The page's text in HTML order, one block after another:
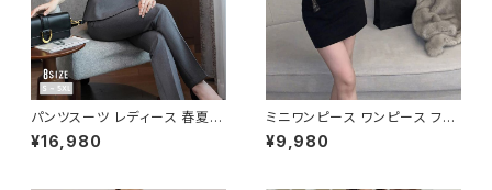
パンツスーツ レディース 春夏
秋冬 春 夏 秋 冬 黒 紺 スーツ
上下セット 2点セット ジャケット
¥16,980
ミニワンピース ワンピース フェ
ザーデザイン タイトワンピース
チューブトップ レディース 春夏
¥9,980